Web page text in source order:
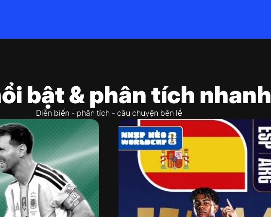
bật & phân tích nhanh
Diễn biến - phân tích - câu chuyện bên lề